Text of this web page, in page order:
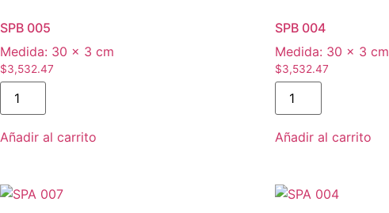
SPB 005
Medida: 30 × 3 cm
$3,532.47
SPB
005
cantidad
Añadir al carrito
SPB 004
Medida: 30 × 3 cm
$3,532.47
SPB
004
cantidad
Añadir al carrito